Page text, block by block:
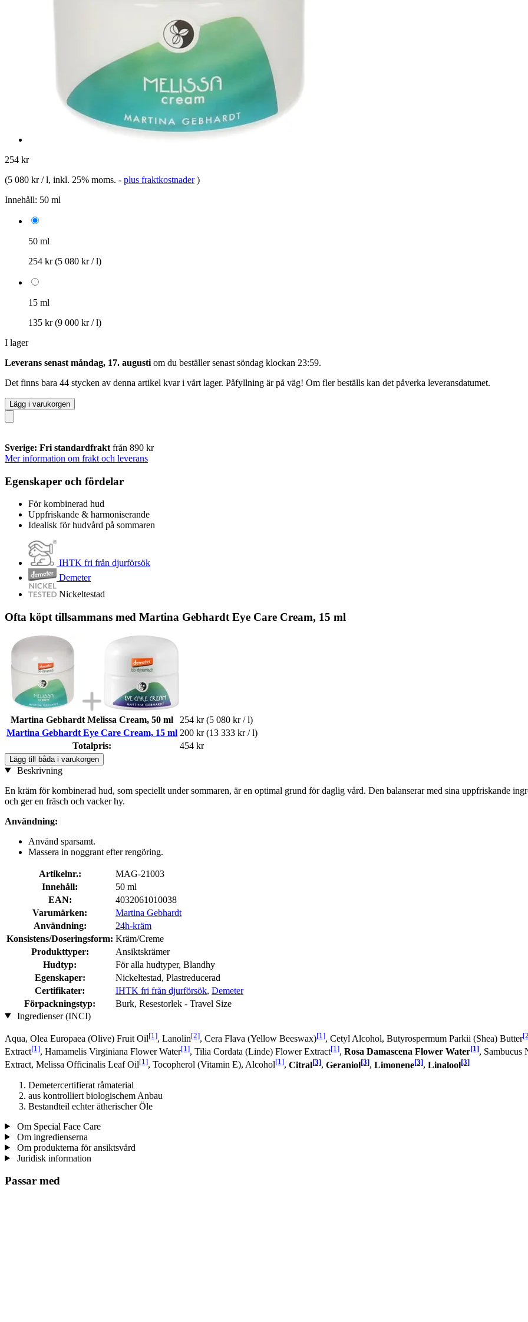
254 kr
(5 080 kr / l, inkl. 25% moms. - plus fraktkostnader )
Innehåll: 50 ml
50 ml
254 kr(5 080 kr / l)
15 ml
135 kr(9 000 kr / l)
I lager
Leverans senast måndag, 17. augusti om du beställer senast söndag klockan 23:59.
Det finns bara 44 stycken av denna artikel kvar i vårt lager. Påfyllning är på väg! Om fler beställs kan det påverka leveransdatumet.
Lägg i varukorgen
Sverige: Fri standardfrakt från 890 kr
Mer information om frakt och leverans
Egenskaper och fördelar
För kombinerad hud
Uppfriskande & harmoniserande
Idealisk för hudvård på sommaren
IHTK fri från djurförsök
Demeter
Nickeltestad
Ofta köpt tillsammans med Martina Gebhardt Eye Care Cream, 15 ml
Martina Gebhardt Melissa Cream, 50 ml 254 kr (5 080 kr / l)
Martina Gebhardt Eye Care Cream, 15 ml 200 kr (13 333 kr / l)
Totalpris:
454 kr
Lägg till båda i varukorgen
Beskrivning
En kräm för kombinerad hud, som speciellt under sommaren, är en optimal grund för daglig vård. Den balanserar med sina uppfriskande
och ger en fräsch och vacker hy.
Användning:
Använd sparsamt.
Massera in noggrant efter rengöring.
Artikelnr.:
MAG-21003
Innehåll:
50 ml
EAN:
4032061010038
Varumärken:
Martina Gebhardt
Användning:
24h-kräm
Konsistens/Doseringsform: Kräm/Creme
Produkttyper:
Ansiktskrämer
Hudtyp:
För alla hudtyper, Blandhy
Egenskaper:
Nickeltestad, Plastreducerad
Certifikater:
IHTK fri från djurförsök, Demeter
Förpackningstyp:
Burk, Resestorlek - Travel Size
Ingredienser (INCI)
Aqua, Olea Europaea (Olive) Fruit Oil[1], Lanolin[2], Cera Flava (Yellow Beeswax)[1], Cetyl Alcohol, Butyrospermum Parkii (Shea) Butter
Extract[1], Hamamelis Virginiana Flower Water[1], Tilia Cordata (Linde) Flower Extract[1], Rosa Damascena Flower Water[1], Sambucus
Extract, Melissa Officinalis Leaf Oil[1], Tocopherol (Vitamin E), Alcohol[1], Citral[3], Geraniol[3], Limonene[3], Linalool[3]
Demetercertifierat råmaterial
aus kontrolliert biologischem Anbau
Bestandteil echter ätherischer Öle
Om Special Face Care
Om ingredienserna
Om produkterna för ansiktsvård
Juridisk information
Passar med